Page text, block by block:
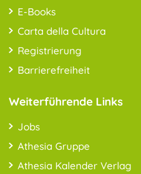
E-Books
Carta della Cultura
Registrierung
Barrierefreiheit
Weiterführende Links
Jobs
Athesia Gruppe
Athesia Kalender Verlag